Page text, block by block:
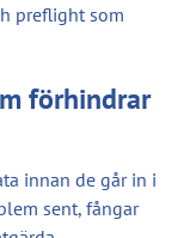
preflight som
förhindrar
innan de går in i
sent, fångar